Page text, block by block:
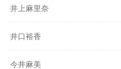
井上麻里奈
井口裕香
今井麻美